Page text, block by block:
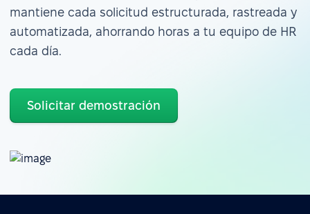
mantiene cada solicitud estructurada, rastreada y
automatizada, ahorrando horas a tu equipo de HR
cada día.
Solicitar demostración